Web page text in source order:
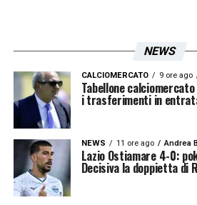
NEWS
CALCIOMERCATO 9 ore ago
Tabellone
i trasferimenti in
NEWS 11 ore ago Andrea
Lazio Ostiamare 4-0:
Decisiva la doppietta di